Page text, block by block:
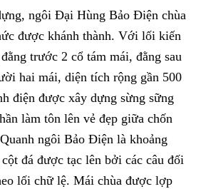
ngôi Đại Hùng Bảo Điện chùa
được khánh thành. Với lối kiến
trước 2 cổ tám mái, đằng sau
hai mái, diện tích rộng gần 500
điện được xây dựng sừng sững
làm tôn lên vẻ đẹp giữa chốn
ngôi Bảo Điện là khoảng
đá được tạc lên bởi các câu đối
lối chữ lệ. Mái chùa được lợp